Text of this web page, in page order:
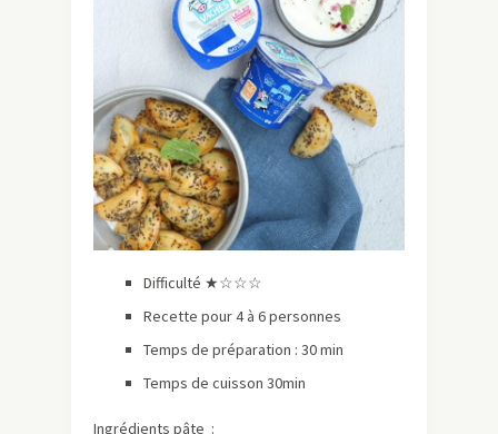
Difficulté ★☆☆☆
Recette pour 4 à 6 personnes
Temps de préparation : 30 min
Temps de cuisson 30min
Ingrédients pâte :